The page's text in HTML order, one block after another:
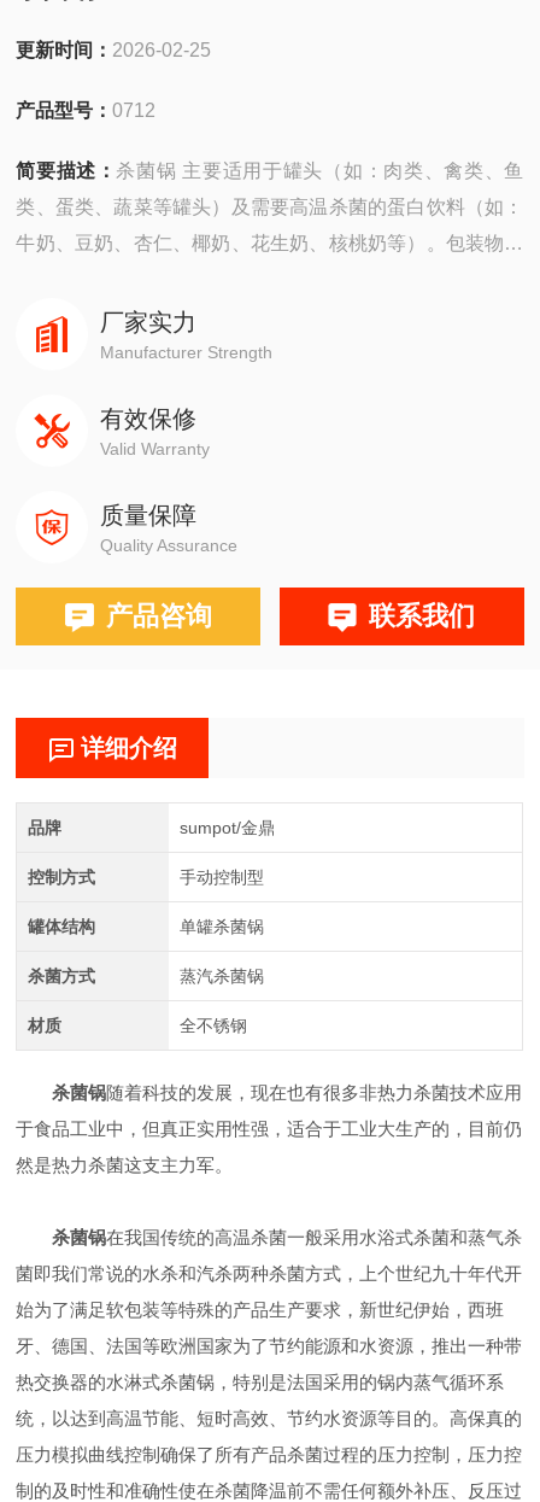
更新时间： 2026-02-25
产品型号：0712
简要描述： 杀菌锅 主要适用于罐头（如：肉类、禽类、鱼
类、蛋类、蔬菜等罐头）及需要高温杀菌的蛋白饮料（如：
牛奶、豆奶、杏仁、椰奶、花生奶、核桃奶等）。包装物可
蒸煮袋等。厂家实力
Manufacturer Strength
有效保修
Valid Warranty
质量保障
Quality Assurance
产品咨询 联系我们
详细介绍
品牌 sumpot/金鼎
控制方式 手动控制型
罐体结构 单罐杀菌锅
杀菌方式 蒸汽杀菌锅
材质 全不锈钢
杀菌锅随着科技的发展，现在也有很多非热力杀菌技术应用
于食品工业中，但真正实用性强，适合于工业大生产的，目前仍
然是热力杀菌这支主力军。
杀菌锅在我国传统的高温杀菌一般采用水浴式杀菌和蒸气杀
菌即我们常说的水杀和汽杀两种杀菌方式，上个世纪九十年代开
始为了满足软包装等特殊的产品生产要求，新世纪伊始，西班
牙、德国、法国等欧洲国家为了节约能源和水资源，推出一种带
热交换器的水淋式杀菌锅，特别是法国采用的锅内蒸气循环系
统，以达到高温节能、短时高效、节约水资源等目的。高保真的
压力模拟曲线控制确保了所有产品杀菌过程的压力控制，压力控
制的及时性和准确性使在杀菌降温前不需任何额外补压、反压过